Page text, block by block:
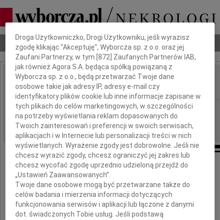
Nekrologi Odeszli Poradnik pogrzebowy
IMIĘ I NAZWISKO: Konrad Klimkowski
REGION: Lublin
DATA EMISJI: 19.10.2010
Panu
Andrzejowi Klimkowskiemu
Sędziemu Sądu Okręgowego w Lublinie
wyrazy szczerego żalu i współczucia
Dbamy o Twoją prywatność
Droga Użytkowniczko, Drogi Użytkowniku, jeśli wyrazisz
zgodę klikając "Akceptuję", Wyborcza sp. z o.o. oraz jej
Zaufani Partnerzy, w tym [872] Zaufanych Partnerów IAB,
jak również Agora S.A. będąca spółką powiązaną z
Wyborcza sp. z o.o., będą przetwarzać Twoje dane
osobowe takie jak adresy IP, adresy e-mail czy
identyfikatory plików cookie lub inne informacje zapisane w
tych plikach do celów marketingowych, w szczególności
na potrzeby wyświetlania reklam dopasowanych do
Twoich zainteresowań i preferencji w swoich serwisach,
aplikacjach i w Internecie lub personalizacji treści w nich
wyświetlanych. Wyrażenie zgody jest dobrowolne. Jeśli nie
chcesz wyrazić zgody, chcesz ograniczyć jej zakres lub
chcesz wycofać zgodę uprzednio udzieloną przejdź do
„Ustawień Zaawansowanych”.
Twoje dane osobowe mogą być przetwarzane także do
celów badania i mierzenia informacji dotyczących
funkcjonowania serwisów i aplikacji lub łączone z danymi
dot. świadczonych Tobie usług. Jeśli podstawą